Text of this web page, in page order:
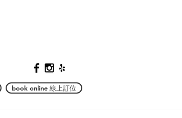
book online 線上訂位